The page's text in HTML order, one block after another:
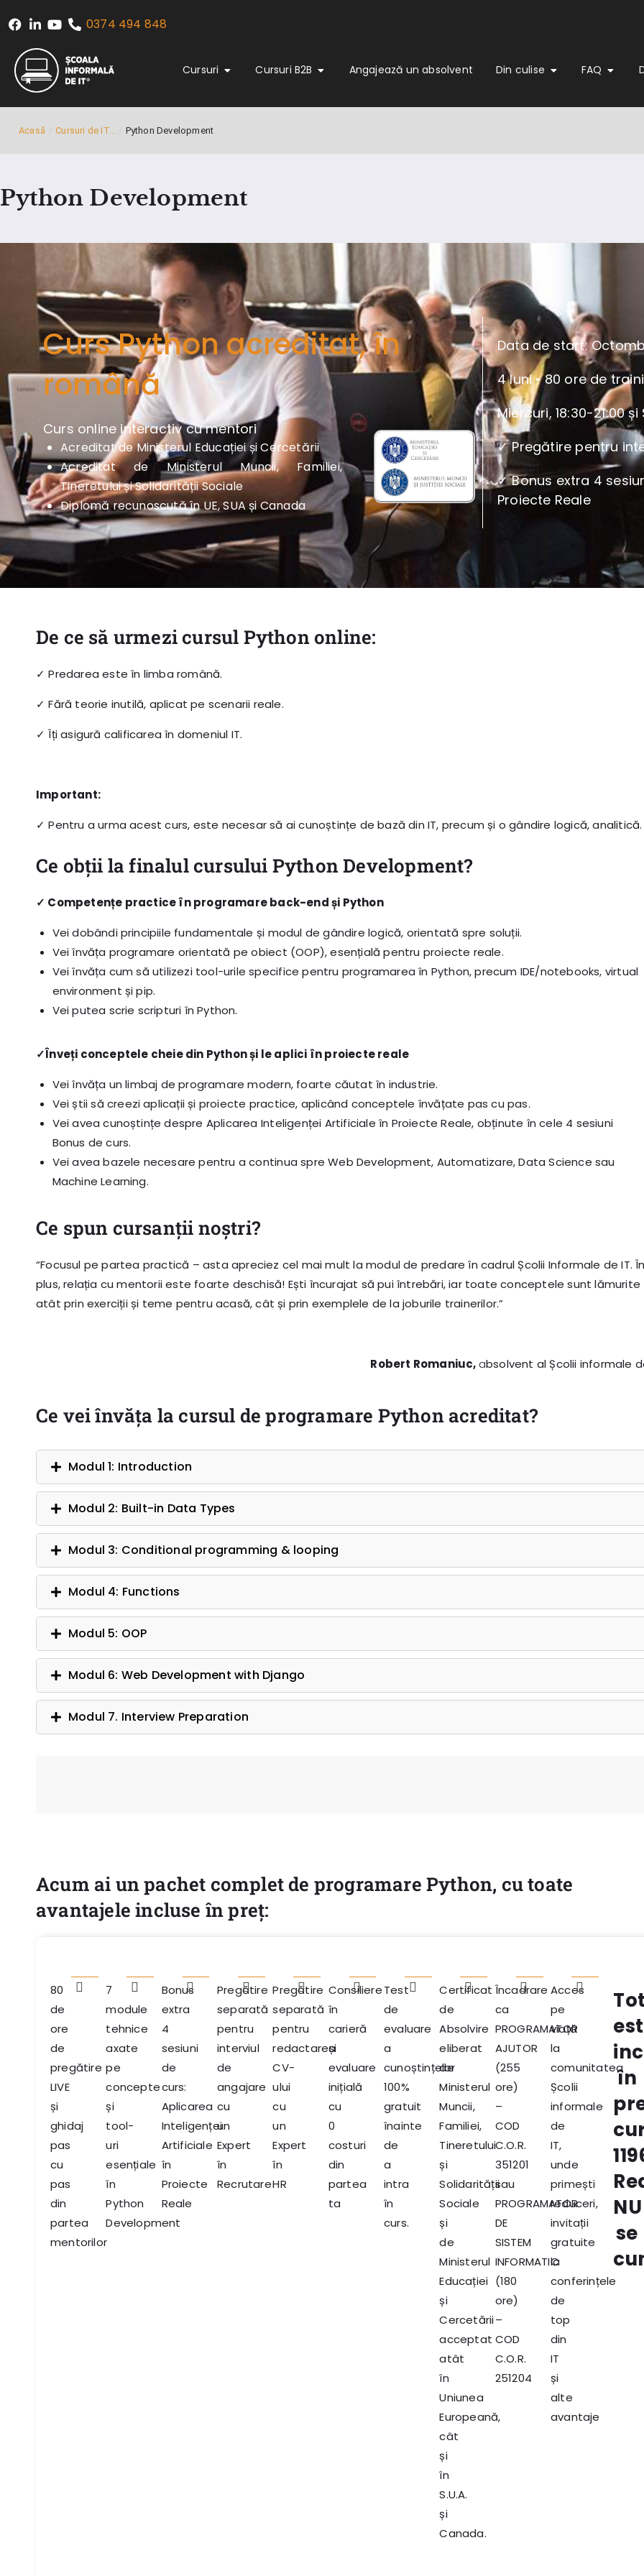
0374 494 848
Cursuri Cursuri B2B Angajează un absolvent Din culise FAQ
Acasă Cursuri de IT... Python Development
Python Development
Curs Python acreditat, în
română
Curs online interactiv cu mentori
Acreditat de Ministerul Educației și Cercetării
Acreditat de Ministerul Muncii, Familiei,
Tineretului și Solidarității Sociale
Diplomă recunoscută în UE, SUA și Canada
Data de start:
4 luni • 80 ore de
Miercuri, 18:30-21:00
✓ Pregătire pentru
✓ Bonus extra 4
Proiecte Reale
De ce să urmezi cursul Python online:
✓ Predarea este în limba română.
✓ Fără teorie inutilă, aplicat pe scenarii reale.
✓ Îți asigură calificarea în domeniul IT.
Important:
✓ Pentru a urma acest curs, este necesar să ai cunoștințe de bază din IT, precum și o gândire logică, analitică.
Ce obții la finalul cursului Python Development?
✓ Competențe practice în programare back-end și Python
Vei dobândi principiile fundamentale și modul de gândire logică, orientată spre soluții.
Vei învăța programare orientată pe obiect (OOP), esențială pentru proiecte reale.
Vei învăța cum să utilizezi tool-urile specifice pentru programarea în Python, precum IDE/notebooks, virtual
environment și pip.
Vei putea scrie scripturi în Python.
✓Înveți conceptele cheie din Python și le aplici în proiecte reale
Vei învăța un limbaj de programare modern, foarte căutat în industrie.
Vei știi să creezi aplicații și proiecte practice, aplicând conceptele învățate pas cu pas.
Vei avea cunoștințe despre Aplicarea Inteligenței Artificiale în Proiecte Reale, obținute în cele 4 sesiuni
Bonus de curs.
Vei avea bazele necesare pentru a continua spre Web Development, Automatizare, Data Science sau
Machine Learning.
Ce spun cursanții noștri?
“Focusul pe partea practică – asta apreciez cel mai mult la modul de predare în cadrul Școlii Informale de IT.
plus, relația cu mentorii este foarte deschisă! Ești încurajat să pui întrebări, iar toate conceptele sunt lămurite
atât prin exerciții și teme pentru acasă, cât și prin exemplele de la joburile trainerilor.”
Robert Romaniuc, absolvent al Școlii informale
Ce vei învăța la cursul de programare Python acreditat?
Modul 1: Introduction
Modul 2: Built-in Data Types
Modul 3: Conditional programming & looping
Modul 4: Functions
Modul 5: OOP
Modul 6: Web Development with Django
Modul 7. Interview Preparation
Acum ai un pachet complet de programare Python, cu toate
avantajele incluse în preț:
80
de
ore
de
pregătire
LIVE
și
ghidaj
pas
cu
pas
din
partea
mentorilor
7
module
tehnice
axate
pe
concepte
și
tool-
uri
esențiale
în
Python
Development
Bonus
extra
4
sesiuni
de
curs:
Aplicarea
Inteligenței
Artificiale
în
Proiecte
Reale
Pregătire
separată
pentru
interviul
de
angajare
cu
un
Expert
în
Recrutare
Pregătire
separată
pentru
redactarea
CV-
ului
cu
un
Expert
în
HR
Consiliere
în
carieră
și
evaluare
inițială
cu
0
costuri
din
partea
ta
Test
de
evaluare
a
cunoștințelor
100%
gratuit
înainte
de
a
intra
în
curs.
Certificat
de
Absolvire
eliberat
de
Ministerul
Muncii,
Familiei,
Tineretului
și
Solidarității
Sociale
și
de
Ministerul
Educației
și
Cercetării
acceptat
atât
în
Uniunea
Europeană,
cât
și
în
S.U.A.
și
Canada.
Încadrare
ca
PROGRAMATOR
AJUTOR
(255
ore)
–
COD
C.O.R.
351201
sau
PROGRAMATOR
DE
SISTEM
INFORMATIC
(180
ore)
–
COD
C.O.R.
251204
Acces
pe
viață
la
comunitatea
Școlii
informale
de
IT,
unde
primești
reduceri,
invitații
gratuite
la
conferințele
de
top
din
IT
și
alte
avantaje
în
NU
se